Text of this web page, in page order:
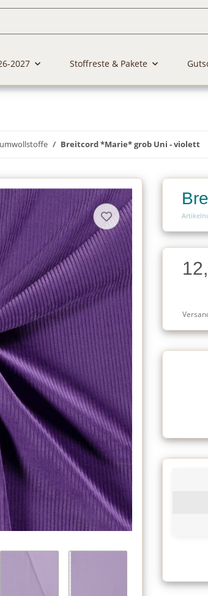
2027 Stoffreste & Pakete
Breitcord *Marie* grob Uni - violett
Charge
Charge